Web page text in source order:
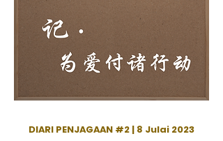
DIARI PENJAGAAN #2 | 8 Julai 2023